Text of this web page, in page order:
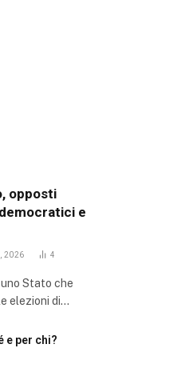
opposti
e
2026 4
uno Stato che
elezioni di…
e per chi?